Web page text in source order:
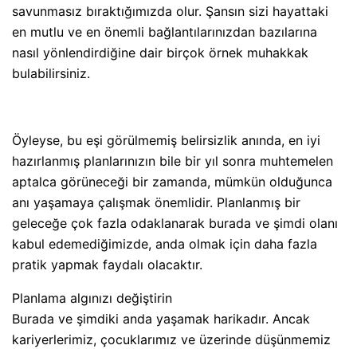
savunmasız bıraktığımızda olur. Şansın sizi hayattaki
en mutlu ve en önemli bağlantılarınızdan bazılarına
nasıl yönlendirdiğine dair birçok örnek muhakkak
bulabilirsiniz.
Öyleyse, bu eşi görülmemiş belirsizlik anında, en iyi
hazırlanmış planlarınızın bile bir yıl sonra muhtemelen
aptalca görüneceği bir zamanda, mümkün olduğunca
anı yaşamaya çalışmak önemlidir. Planlanmış bir
geleceğe çok fazla odaklanarak burada ve şimdi olanı
kabul edemediğimizde, anda olmak için daha fazla
pratik yapmak faydalı olacaktır.
Planlama algınızı değiştirin
Burada ve şimdiki anda yaşamak harikadır. Ancak
kariyerlerimiz, çocuklarımız ve üzerinde düşünmemiz